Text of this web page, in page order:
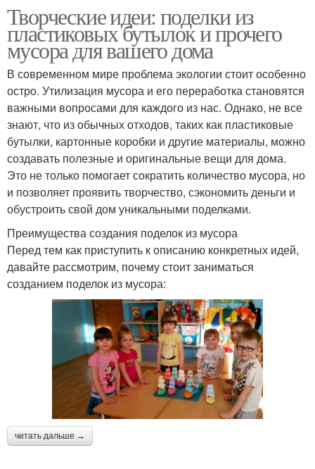
Творческие идеи: поделки из
пластиковых бутылок и прочего
мусора для вашего дома
В современном мире проблема экологии стоит особенно
остро. Утилизация мусора и его переработка становятся
важными вопросами для каждого из нас. Однако, не все
знают, что из обычных отходов, таких как пластиковые
бутылки, картонные коробки и другие материалы, можно
создавать полезные и оригинальные вещи для дома.
Это не только помогает сократить количество мусора, но
и позволяет проявить творчество, сэкономить деньги и
обустроить свой дом уникальными поделками.
Преимущества создания поделок из мусора
Перед тем как приступить к описанию конкретных идей,
давайте рассмотрим, почему стоит заниматься
созданием поделок из мусора:
читать дальше →